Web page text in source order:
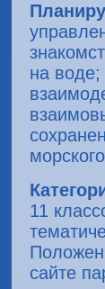
на
11
сайте